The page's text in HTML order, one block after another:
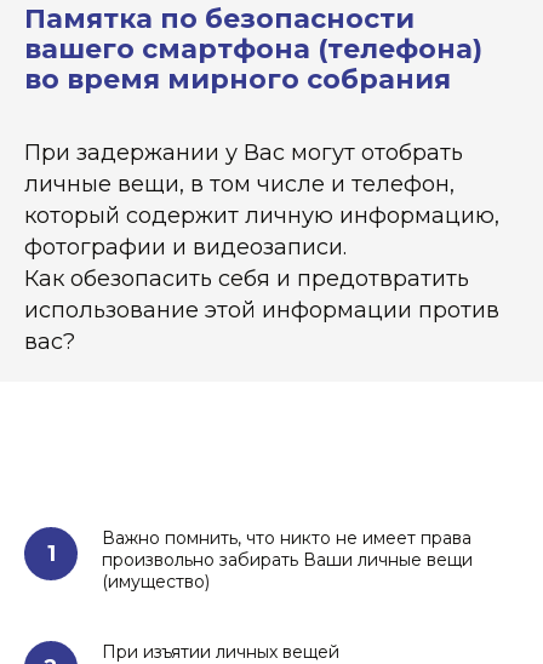
Памятка по безопасности
вашего смартфона (телефона)
во время мирного собрания
При задержании у Вас могут отобрать
личные вещи, в том числе и телефон,
который содержит личную информацию,
фотографии и видеозаписи.
Как обезопасить себя и предотвратить
использование этой информации против
вас?
1
Важно помнить, что никто не имеет права
произвольно забирать Ваши личные вещи
(имущество)
При изъятии личных вещей